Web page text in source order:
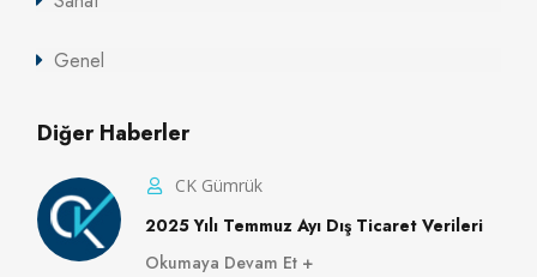
Genel
Diğer Haberler
CK Gümrük
2025 Yılı Temmuz Ayı Dış Ticaret Verileri
Okumaya Devam Et